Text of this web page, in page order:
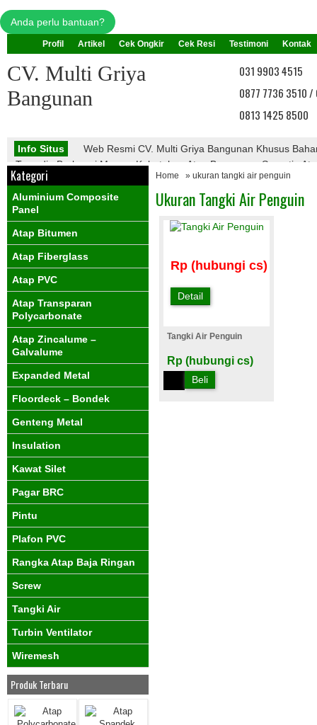
Anda perlu bantuan?
Profil Artikel Cek Ongkir Cek Resi Testimoni Kontak
CV. Multi Griya
Bangunan
031 9903 4515
0877 7736 3510
0813 1425 8500
Info Situs
Web Resmi CV. Multi Griya Bangunan Khusus
Tersedia Berbagai Macam Kebutuhan Atap Bangunan, Seperti :
Atap Galvalume, Atap Fiberglass, Atap PVC, Atap Transparan,
Info Promo
Nantikan Promo Menarik Dari Kami
Home » ukuran tangki air penguin
Ukuran Tangki Air Penguin
Rp (hubungi cs)
Detail
Tangki Air Penguin
Rp (hubungi cs)
Beli
Kategori
Aluminium Composite
Panel
Atap Bitumen
Atap Fiberglass
Atap PVC
Atap Transparan
Polycarbonate
Atap Zincalume –
Galvalume
Expanded Metal
Floordeck – Bondek
Genteng Metal
Insulation
Kawat Silet
Pagar BRC
Pintu
Plafon PVC
Rangka Atap Baja Ringan
Screw
Tangki Air
Turbin Ventilator
Wiremesh
Produk Terbaru